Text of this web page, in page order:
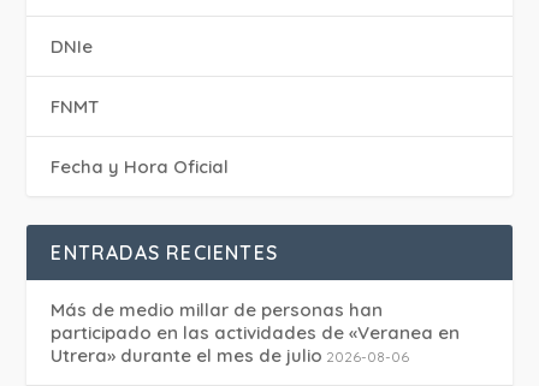
DNIe
FNMT
Fecha y Hora Oficial
ENTRADAS RECIENTES
Más de medio millar de personas han
participado en las actividades de «Veranea en
Utrera» durante el mes de julio 2026-08-06